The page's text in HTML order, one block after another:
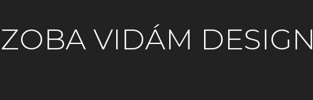
VIDÁM DESIGN